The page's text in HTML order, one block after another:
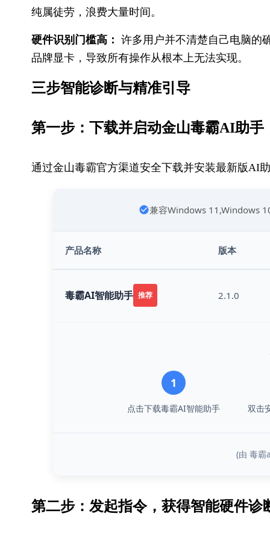
纯属徒劳，浪费大量时间。
硬件识别门槛高： 许多用户并不清楚自己电脑的
品牌显卡，导致所有操作从根本上无法实现。
三步智能诊断与精准引导
第一步：下载并启动金山毒霸AI助手
通过金山毒霸官方渠道安全下载并安装最新版AI
兼容Windows 11,Windows
产品名称 版本
毒霸AI智能助手 推荐 2.1.0
1
点击下载毒霸AI智能助手 双击
(由 毒霸
第二步：发起指令，获得智能硬件诊